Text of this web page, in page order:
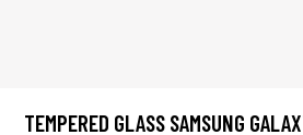
TEMPERED GLASS SAMSUNG